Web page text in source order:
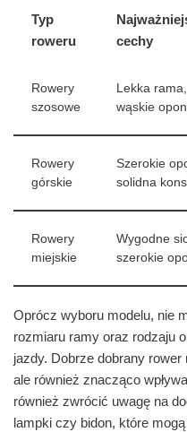
Typ
roweru
cechy
Rowery
szosowe
Lekka rama,
wąskie
Rowery
górskie
Szerokie
solidna
Rowery
miejskie
Wygodne
szerokie
Oprócz wyboru modelu, nie
rozmiaru ramy oraz rodzaju
jazdy. Dobrze dobrany
ale również znacząco
również zwrócić uwagę na
lampki czy bidon, które